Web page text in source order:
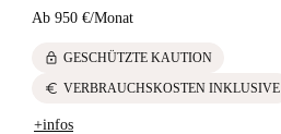
Ab 950 €/Monat
lock GESCHÜTZTE KAUTION
euro VERBRAUCHSKOSTEN INKLUSIVE
+infos